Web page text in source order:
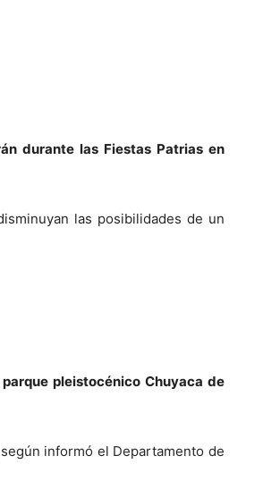
durante las Fiestas Patrias en
las posibilidades de un
pleistocénico Chuyaca de
informó el Departamento de